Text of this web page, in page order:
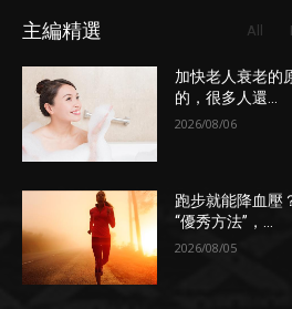
主編精選 All
加快老人衰老的
的，很多人還...
2026/08/06
跑步就能降血壓
“優秀方法”，...
2026/08/05